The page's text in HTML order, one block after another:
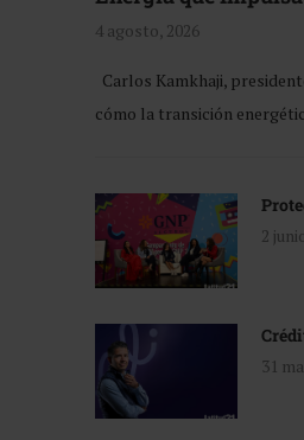
4 agosto, 2026
Carlos Kamkhaji,
cómo la transición
2
31